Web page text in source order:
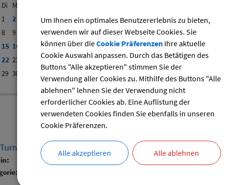
Di Mi
1
2 5
6
8 9 11 12 13
15 16 19 20
22 23 26 27
29 30
Datum
bis:
reset
FFW Landsham
31.10.2024 von 19:00
bis 22:00 Uhr
Um Ihnen ein optimales Benutzererlebnis zu bieten,
verwenden wir auf dieser Webseite Cookies. Sie
können über dieCookie PräferenzenIhre aktuelle
Cookie Auswahl anpassen. Durch das Betätigen des
Buttons "Alle akzeptieren" stimmen Sie der
Verwendung aller Cookies zu. Mithilfe des Buttons "Alle
ablehnen" lehnen Sie der Verwendung nicht
erforderlicher Cookies ab. Eine Auflistung der
verwendeten Cookies finden Sie ebenfalls in unseren
Cookie Präferenzen.
Alle akzeptieren Alle ablehnen